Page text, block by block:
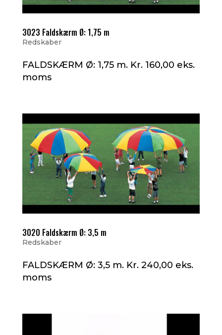
3023 Faldskærm Ø: 1,75 m
Redskaber
FALDSKÆRM Ø: 1,75 m. Kr. 160,00 eks.
moms
3020 Faldskærm Ø: 3,5 m
Redskaber
FALDSKÆRM Ø: 3,5 m. Kr. 240,00 eks.
moms